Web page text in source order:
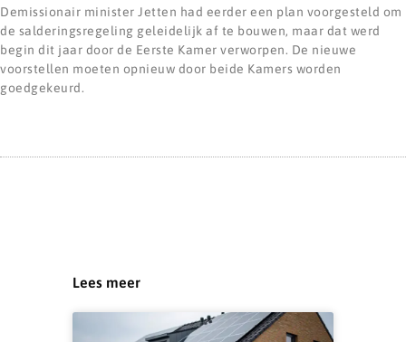
Demissionair minister Jetten had eerder een plan voorgesteld om
de salderingsregeling geleidelijk af te bouwen, maar dat werd
begin dit jaar door de Eerste Kamer verworpen. De nieuwe
voorstellen moeten opnieuw door beide Kamers worden
goedgekeurd.
Lees meer